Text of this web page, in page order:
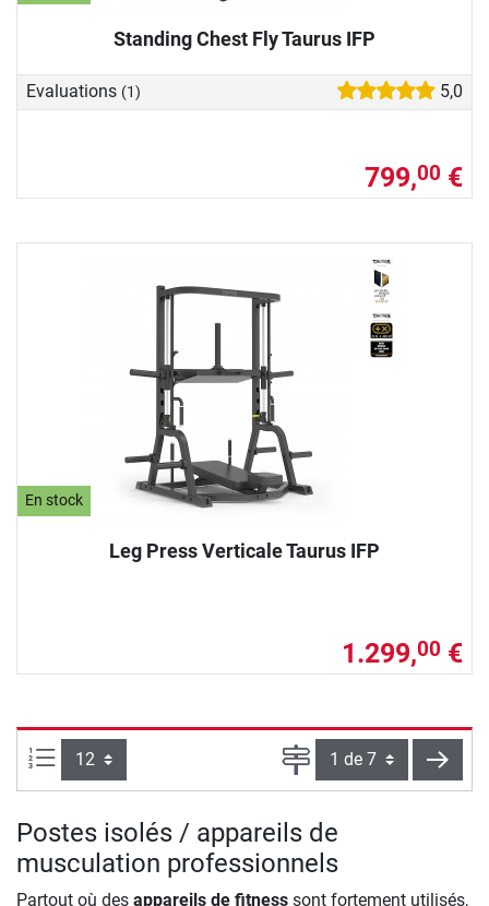
Standing Chest Fly Taurus IFP
Evaluations (1) 5,0
799,00 €
En stock
Leg Press Verticale Taurus IFP
1.299,00 €
Articles par page : Page
Postes isolés / appareils de
musculation professionnels
Partout où des appareils de fitness sont fortement utilisés,